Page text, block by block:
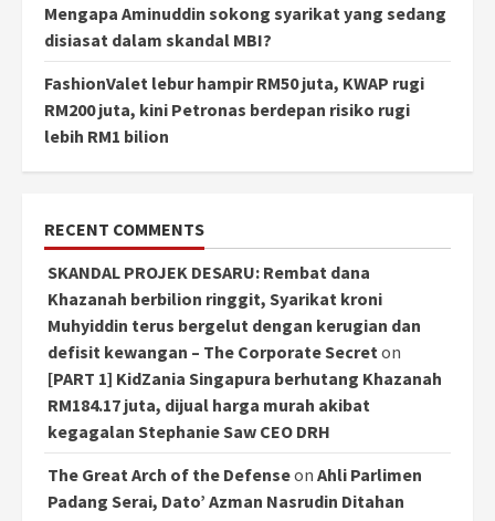
Mengapa Aminuddin sokong syarikat yang sedang
disiasat dalam skandal MBI?
FashionValet lebur hampir RM50 juta, KWAP rugi
RM200 juta, kini Petronas berdepan risiko rugi
lebih RM1 bilion
RECENT COMMENTS
SKANDAL PROJEK DESARU: Rembat dana
Khazanah berbilion ringgit, Syarikat kroni
Muhyiddin terus bergelut dengan kerugian dan
defisit kewangan – The Corporate Secreton
[PART 1] KidZania Singapura berhutang Khazanah
RM184.17 juta, dijual harga murah akibat
kegagalan Stephanie Saw CEO DRH
The Great Arch of the Defenseon Ahli Parlimen
Padang Serai, Dato’ Azman Nasrudin Ditahan